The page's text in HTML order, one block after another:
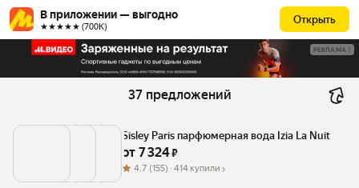
В приложении — выгодно
★★★★★ (700К)
Открыть
РЕКЛАМА
37 предложений
Sisley Paris парфюмерная вода Izia La Nuit
от 7 324 ₽
4.7 (155) · 414 купили